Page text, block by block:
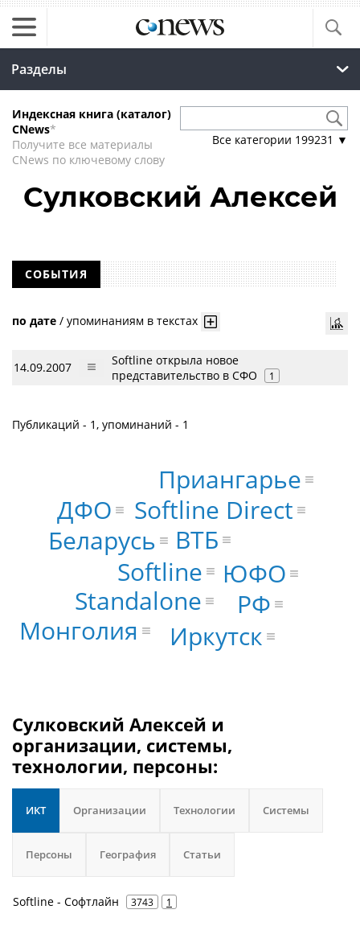
Разделы
Индексная книга (каталог)
CNews*
Получите все материалы
CNews по ключевому слову
Все категории 199231 ▼
Сулковский Алексей
СОБЫТИЯ
по дате / упоминаниям в текстах
14.09.2007
Softline открыла новое
представительство в СФО
1
Публикаций - 1, упоминаний - 1
Softline
ВТБ
Standalone
Softline Direct
Монголия
Беларусь
Иркутск
ДФО
Приангарье
РФ
ЮФО
Сулковский Алексей и
организации, системы,
технологии, персоны:
ИКТ Организации Технологии Системы
Персоны География Статьи
Softline - Софтлайн 3743 1